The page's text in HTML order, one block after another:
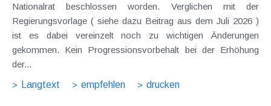
Nationalrat beschlossen worden. Verglichen mit der
Regierungsvorlage ( siehe dazu Beitrag aus dem Juli 2026 )
ist es dabei vereinzelt noch zu wichtigen Änderungen
gekommen. Kein Progressionsvorbehalt bei der Erhöhung
der...
Langtext
empfehlen drucken